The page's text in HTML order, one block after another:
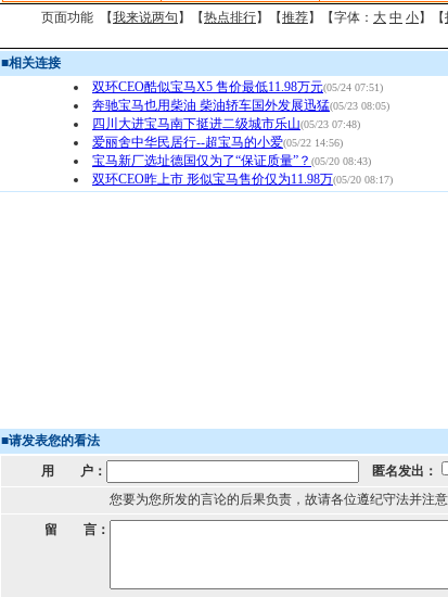
页面功能 【我来说两句 】【热点排行】【推荐】【字体： 大 中 小】【
■相关连接
双环CEO酷似宝马X5 售价最低11.98万元(05/24 07:51)
奔驰宝马也用柴油 柴油轿车国外发展迅猛(05/23 08:05)
四川大进宝马南下挺进二级城市乐山(05/23 07:48)
爱丽舍中华民居行--超宝马的小爱(05/22 14:56)
宝马新厂选址德国仅为了“保证质量”？ (05/20 08:43)
双环CEO昨上市 形似宝马售价仅为11.98万(05/20 08:17)
■请发表您的看法
用 户：
匿名发出：
您要为您所发的言论的后果负责，故请各位遵纪守法并注意
留 言：